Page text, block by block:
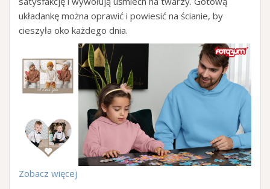
układankę można oprawić i powiesić na ścianie, by
cieszyła oko każdego dnia.
Zobacz więcej